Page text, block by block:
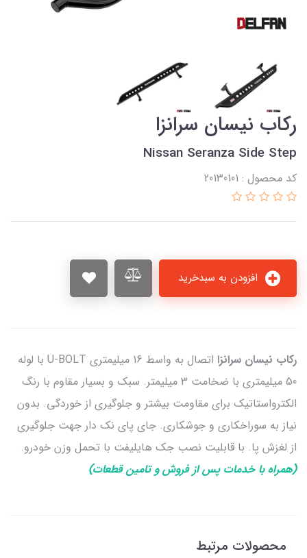
رکاب نیسان سرانزا
Nissan Seranza Side Step
کد محصول : 20130101
رکاب نیسان سرانزا
اتصال به واسط 16 میلیمتری U-BOLT با لوله
50 میلیمتری با ضخامت 3 میلیمتر. سبک و بسیار مقاوم با رنگ
الکترواستاتیک برای مقاومت بیشتر و جلوگیری از خوردگی. بدون
نیاز به سوراخکاری و جوشکاری. جای پای نک دار جهت جلوگیری
از لغزش پا. با قابلیت نصب جک هایلیفت با تحمل وزن خودرو.
(همراه با خدمات پس از فروش و تامین قطعات)
محصولات مرتبط